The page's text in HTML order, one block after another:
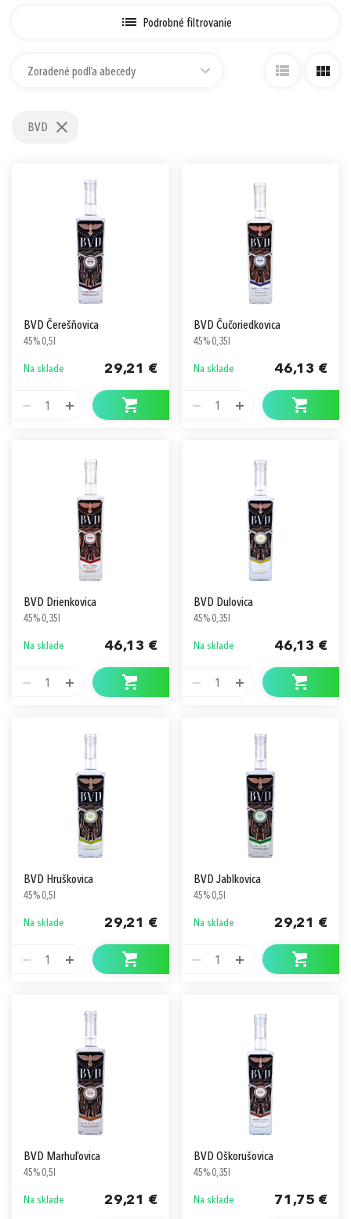
Podrobné filtrovanie
Zoradené podľa abecedy
BVD
BVD Čerešňovica
45% 0,5l
Na sklade 29,21 €
1
BVD Čučoriedkovica
45% 0,35l
Na sklade 46,13 €
1
BVD Drienkovica
45% 0,35l
Na sklade 46,13 €
1
BVD Dulovica
45% 0,35l
Na sklade 46,13 €
1
BVD Hruškovica
45% 0,5l
Na sklade 29,21 €
1
BVD Jablkovica
45% 0,5l
Na sklade 29,21 €
1
BVD Marhuľovica
45% 0,5l
Na sklade 29,21 €
BVD Oškorušovica
45% 0,35l
Na sklade 71,75 €